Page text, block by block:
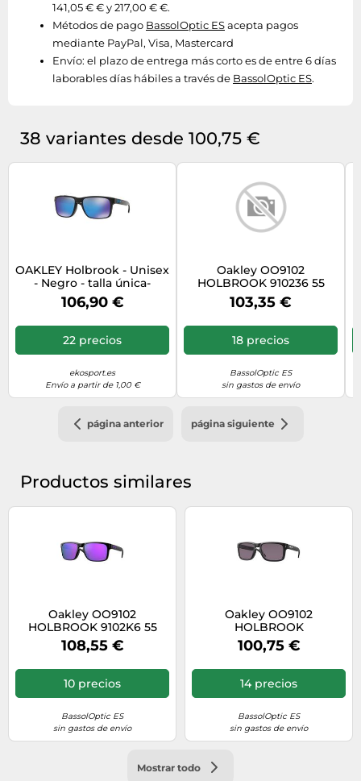
141,05 € € y 217,00 € €.
Métodos de pago BassolOptic ESacepta pagos
mediante PayPal, Visa, Mastercard
Envío: el plazo de entrega más corto es de entre 6 días
laborables días hábiles a través de BassolOptic ES.
38 variantes desde 100,75 €
OAKLEY Holbrook - Unisex
- Negro - talla única-
modelo 2026
106,90 €
22 precios
ekosport.es
Envío a partir de 1,00 €
Oakley OO9102
HOLBROOK 910236 55
103,35 €
18 precios
BassolOptic ES
sin gastos de envío
página anterior página siguiente
Productos similares
Oakley OO9102
HOLBROOK 9102K6 55
108,55 €
10 precios
BassolOptic ES
sin gastos de envío
Oakley OO9102
HOLBROOK
910200000000 55
100,75 €
14 precios
BassolOptic ES
sin gastos de envío
Mostrar todo